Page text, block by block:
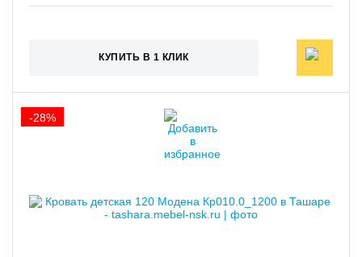
КУПИТЬ В 1 КЛИК
-28%